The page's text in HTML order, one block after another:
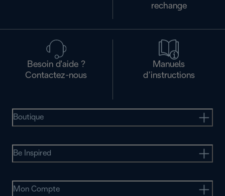
rechange
Besoin d'aide ?
Contactez-nous
Manuels
d’instructions
Boutique
Be Inspired
Mon Compte